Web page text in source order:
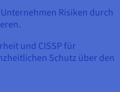
Risiken durch
und CISSP für
Schutz über den